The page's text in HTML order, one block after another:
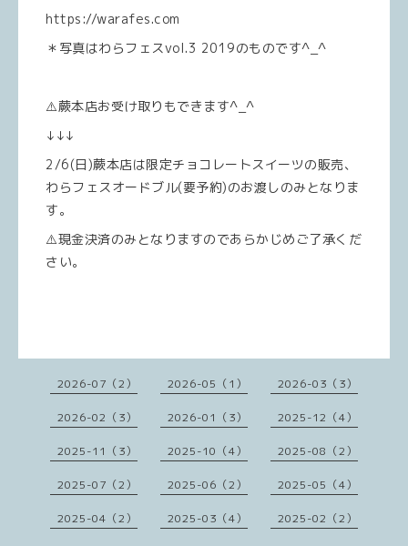
https://warafes.com
＊写真はわらフェスvol.3 2019のものです^_^
⚠️蕨本店お受け取りもできます^_^
↓↓↓
2/6(日)蕨本店は限定チョコレートスイーツの販売、
わらフェスオードブル(要予約)のお渡しのみとなりま
す。
⚠️現金決済のみとなりますのであらかじめご了承くだ
さい。
2026-07（2） 2026-05（1） 2026-03（3）
2026-02（3） 2026-01（3） 2025-12（4）
2025-11（3） 2025-10（4） 2025-08（2）
2025-07（2） 2025-06（2） 2025-05（4）
2025-04（2） 2025-03（4） 2025-02（2）